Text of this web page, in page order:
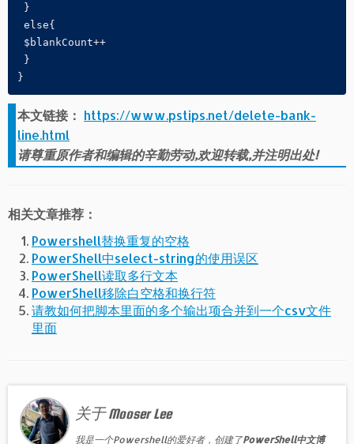
}
else{
$blankCount++
}
}
本文链接： https://www.pstips.net/delete-bank-
line.html
请尊重原作者和编辑的辛勤劳动,欢迎转载,并注明出处!
相关文章推荐：
Powershell替换重复的空格
PowerShell中select-string的使用误区
PowerShell读取多行文本
PowerShell移除白空格和换行符
请教如何把脚本里面的多个输出项合并到一个csv文件
里面
关于 Mooser Lee
我是一个Powershell的爱好者，创建了PowerShell中文博